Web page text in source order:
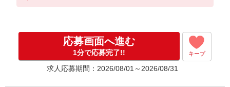
応募画面へ進む
1分で応募完了!! キープ
求人応募期間：2026/08/01～2026/08/31